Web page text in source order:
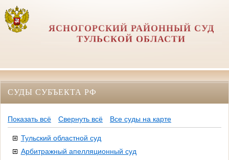
ЯСНОГОРСКИЙ РАЙОННЫЙ СУД
ТУЛЬСКОЙ ОБЛАСТИ
СУДЫ СУБЪЕКТА РФ
Показать всё Свернуть всё Все суды на карте
Тульский областной суд
Арбитражный апелляционный суд